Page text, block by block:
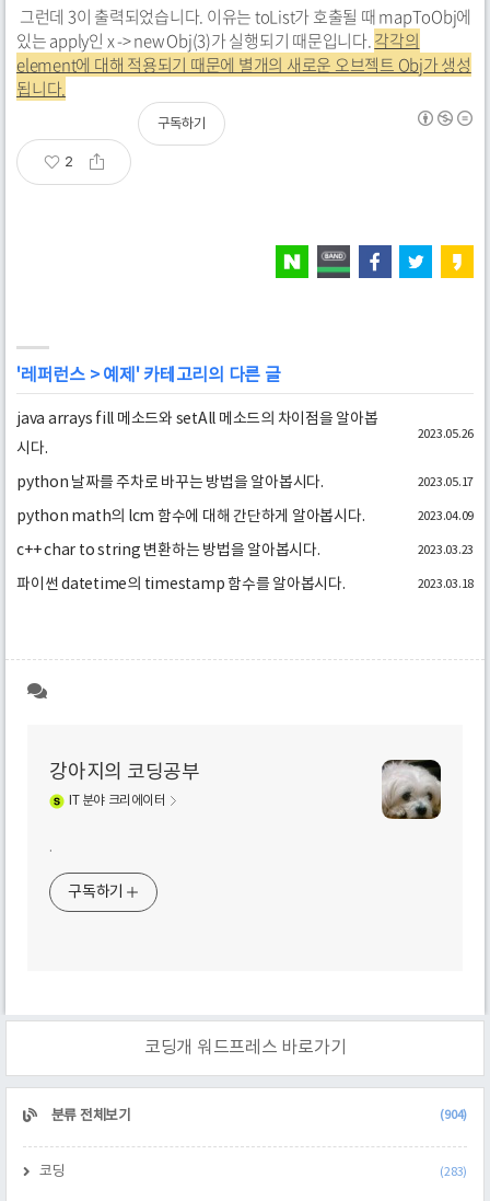
그런데 3이 출력되었습니다. 이유는 toList가 호출될 때 mapToObj에
있는 apply인 x -> new Obj(3)가 실행되기 때문입니다.각각의
element에 대해 적용되기 때문에 별개의 새로운 오브젝트 Obj가 생성
됩니다.
2
구독하기
'레퍼런스>예제 ' 카테고리의 다른 글
java arrays fill 메소드와 setAll 메소드의 차이점을 알아봅
시다.
2023.05.26
python 날짜를 주차로 바꾸는 방법을 알아봅시다. 2023.05.17
python math의 lcm 함수에 대해 간단하게 알아봅시다. 2023.04.09
c++ char to string 변환하는 방법을 알아봅시다. 2023.03.23
파이썬 datetime의 timestamp 함수를 알아봅시다. 2023.03.18
강아지의 코딩공부
IT분야 크리에이터
.
구독하기
코딩개 워드프레스 바로가기
CATEGORY
분류 전체보기 (904)
코딩 (283)